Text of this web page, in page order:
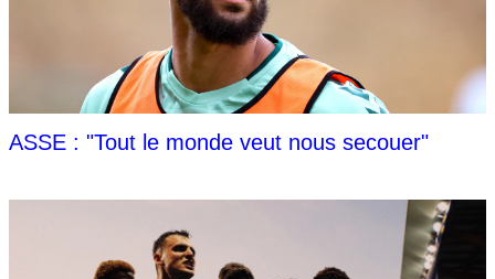
ASSE : "Tout le monde veut nous secouer"